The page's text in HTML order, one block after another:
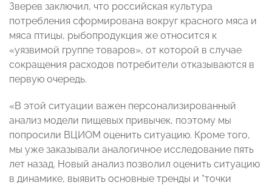
Зверев заключил, что российская культура
потребления сформирована вокруг красного мяса и
мяса птицы, рыбопродукция же относится к
«уязвимой группе товаров», от которой в случае
сокращения расходов потребители отказываются в
первую очередь.
«В этой ситуации важен персонализированный
анализ модели пищевых привычек, поэтому мы
попросили ВЦИОМ оценить ситуацию. Кроме того,
мы уже заказывали аналогичное исследование пять
лет назад. Новый анализ позволил оценить ситуацию
в динамике, выявить основные тренды и “точки